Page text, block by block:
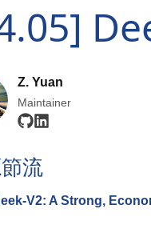
Z. Yuan
Maintainer
流
V2: A Strong,